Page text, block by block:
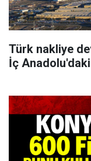
Türk nakliye
İç